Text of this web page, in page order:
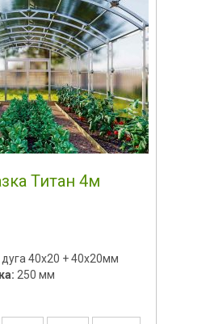
Титан 4м
40x20 + 40х20мм
250 мм